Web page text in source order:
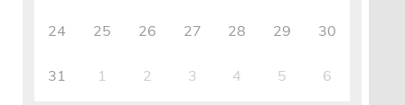
24 25 26 27 28 29 30
31 1 2 3 4 5 6